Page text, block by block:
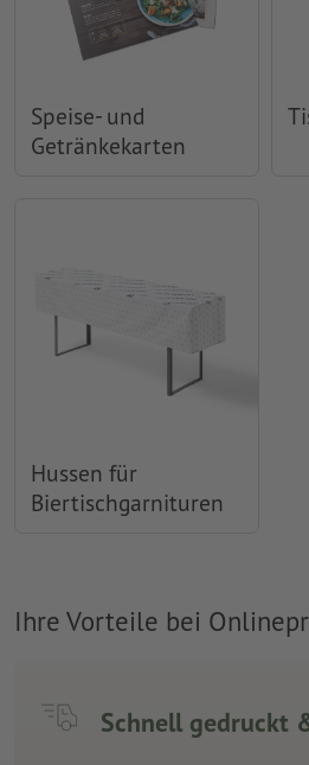
Speise- und
Getränkekarten
Hussen für
Biertischgarnituren
Ihre Vorteile bei
Schnell gedruckt